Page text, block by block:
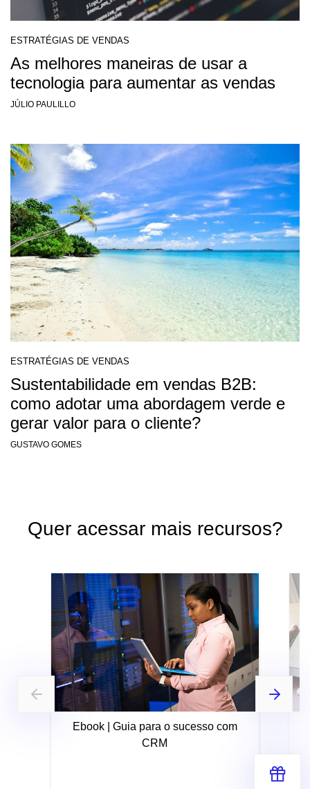
ESTRATÉGIAS DE VENDAS
As melhores maneiras de usar a
tecnologia para aumentar as vendas
JÚLIO PAULILLO
ESTRATÉGIAS DE VENDAS
Sustentabilidade em vendas B2B:
como adotar uma abordagem verde e
gerar valor para o cliente?
GUSTAVO GOMES
Quer acessar mais recursos?
Ebook | Guia para o sucesso com
CRM